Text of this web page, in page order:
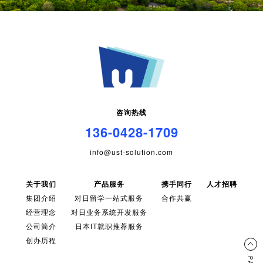
咨询热线
136-0428-1709
info@ust-solution.com
关于我们
集团介绍
经营理念
公司简介
创办历程
产品服务
对日留学一站式服务
对日业务系统开发服务
日本IT就职推荐服务
携手同行
合作共赢
人才招聘